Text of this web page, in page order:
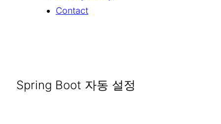
Contact
Spring Boot 자동 설정